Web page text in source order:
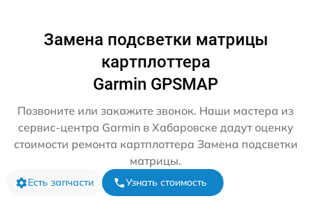
Замена подсветки матрицы
картплоттера
Garmin GPSMAP
Позвоните или закажите звонок. Наши мастера из
сервис-центра Garmin в Хабаровске дадут оценку
стоимости ремонта картплоттера Замена подсветки
матрицы.
Есть запчасти Узнать стоимость